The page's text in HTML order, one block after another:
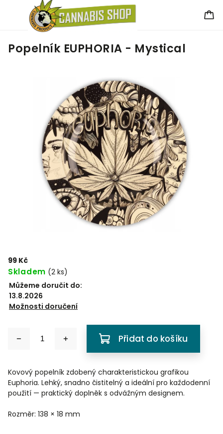
Popelník EUPHORIA - Mystical
99 Kč
Skladem (2 ks)
Můžeme doručit do:
13.8.2026
Možnosti doručení
Přidat do košíku
Kovový popelník zdobený charakteristickou grafikou
Euphoria. Lehký, snadno čistitelný a ideální pro každodenní
použití — praktický doplněk s odvážným designem.
Rozměr: 138 × 18 mm